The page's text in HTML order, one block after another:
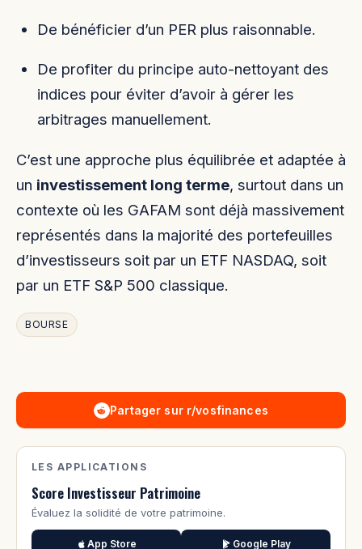
De bénéficier d’un PER plus raisonnable.
De profiter du principe auto-nettoyant des
indices pour éviter d’avoir à gérer les
arbitrages manuellement.
C’est une approche plus équilibrée et adaptée à
un investissement long terme, surtout dans un
contexte où les GAFAM sont déjà massivement
représentés dans la majorité des portefeuilles
d’investisseurs soit par un ETF NASDAQ, soit
par un ETF S&P 500 classique.
BOURSE
Partager sur r/vosfinances
LES APPLICATIONS
Score Investisseur Patrimoine
Évaluez la solidité de votre patrimoine.
App Store Google Play